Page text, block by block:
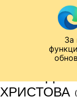
За
Към
Лига на
ХРИСТОВА